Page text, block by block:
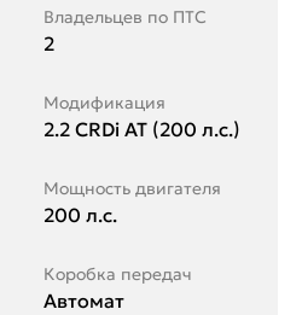
Владельцев по ПТС
2
Модификация
2.2 CRDi AT (200 л.с.)
Мощность двигателя
200 л.с.
Коробка передач
Автомат